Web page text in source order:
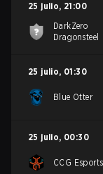
25 julio, 21:00
DarkZero
Dragonsteel
25 julio, 01:30
Blue Otter
25 julio, 00:30
CCG Esports